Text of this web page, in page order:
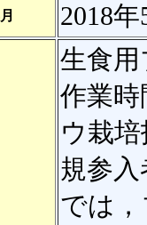
2018
生食
作業
ウ栽
規参
では